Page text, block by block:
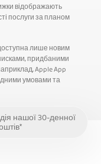
відображають
послуги за планом
лише новим
придбаними
Apple App
умовами та
нашої 30-денної